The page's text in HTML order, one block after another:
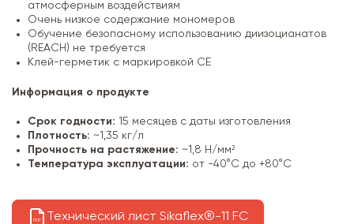
атмосферным воздействиям
Очень низкое содержание мономеров
Обучение безопасному использованию диизоцианатов
(REACH) не требуется
Клей-герметик с маркировкой CE
Информация о продукте
Срок годности: 15 месяцев с даты изготовления
Плотность: ~1,35 кг/л
Прочность на растяжение: ~1,8 Н/мм²
Температура эксплуатации: от -40°C до +80°C
PDF Технический лист Sikaflex®-11 FC